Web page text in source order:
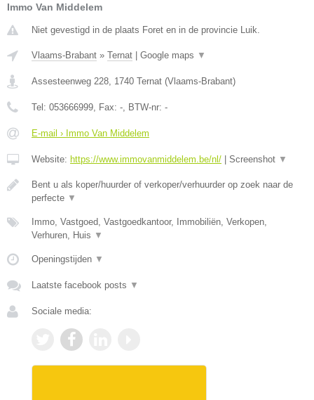
Immo Van Middelem
Niet gevestigd in de plaats Foret en in de provincie Luik.
Vlaams-Brabant » Ternat Google maps ▼
Assesteenweg 228 1740 Ternat (Vlaams-Brabant)
Tel: 053666999 , Fax: - , BTW-nr: -
E-mail › Immo Van Middelem
Website: https://www.immovanmiddelem.be/nl/ Screenshot ▼
Bent u als koper/huurder of verkoper/verhuurder op zoek naar de
perfecte ▼
Immo, Vastgoed, Vastgoedkantoor, Immobiliën, Verkopen,
Verhuren, Huis ▼
Openingstijden ▼
Laatste facebook posts ▼
Sociale media: